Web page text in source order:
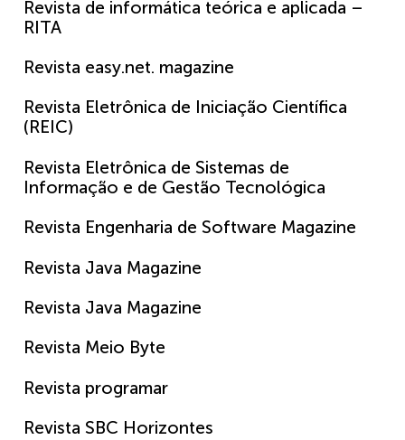
Revista de informática teórica e aplicada –
RITA
Revista easy.net. magazine
Revista Eletrônica de Iniciação Científica
(REIC)
Revista Eletrônica de Sistemas de
Informação e de Gestão Tecnológica
Revista Engenharia de Software Magazine
Revista Java Magazine
Revista Java Magazine
Revista Meio Byte
Revista programar
Revista SBC Horizontes